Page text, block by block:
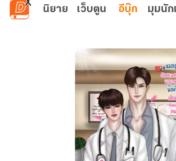
ข้ามไปยังเนื้อหาหลัก
นิยาย เว็บตูน อีบุ๊ก มุมนัก